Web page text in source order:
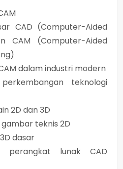
CAD (Computer-Aided
CAM (Computer-Aided
dalam industri modern
teknologi
2D dan 3D
teknis 2D
dasar
perangkat lunak CAD